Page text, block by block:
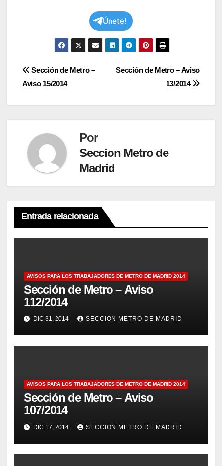
Únete!
Navegación
Sección de Metro – Aviso
13/2014
Sección de Metro –
Aviso 15/2014
Por
Seccion Metro de
Madrid
Entrada relacionada
AVISOS PARA LOS TRABAJADORES DE METRO DE MADRID 2014
Sección de Metro – Aviso
112/2014
DIC 31, 2014 SECCION METRO DE MADRID
AVISOS PARA LOS TRABAJADORES DE METRO DE MADRID 2014
Sección de Metro – Aviso
107/2014
DIC 17, 2014 SECCION METRO DE MADRID